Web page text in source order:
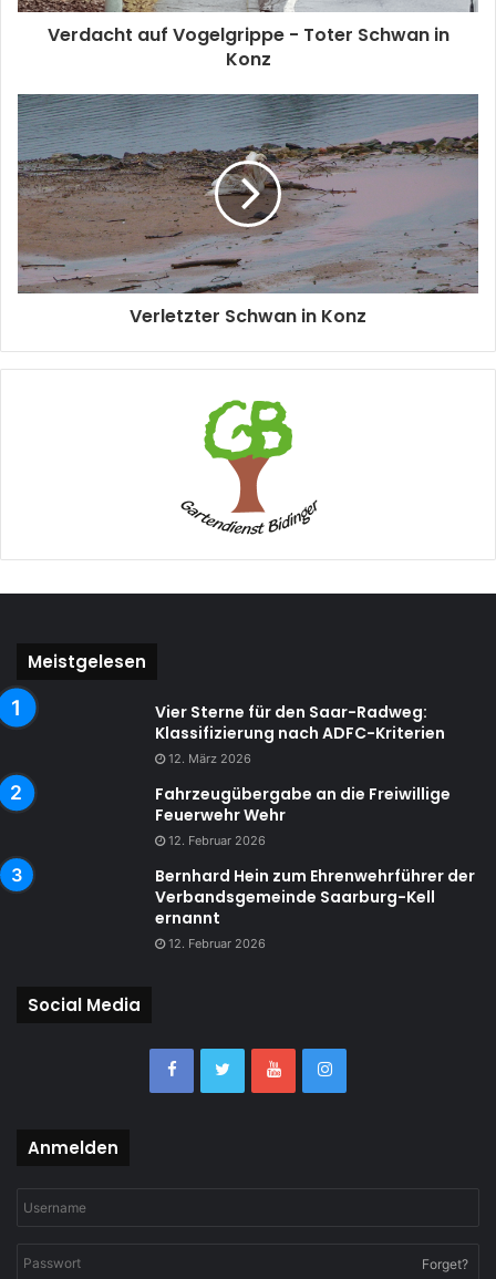
Verdacht auf Vogelgrippe - Toter Schwan in
Konz
Verletzter Schwan in Konz
Meistgelesen
Vier Sterne für den Saar-Radweg:
Klassifizierung nach ADFC-Kriterien
12. März 2026
Fahrzeugübergabe an die Freiwillige
Feuerwehr Wehr
12. Februar 2026
Bernhard Hein zum Ehrenwehrführer der
Verbandsgemeinde Saarburg-Kell
ernannt
12. Februar 2026
Social Media
Anmelden
Forget?